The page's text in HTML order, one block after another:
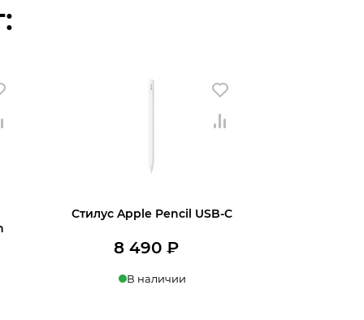
Стилус Apple Pencil USB-C
8 490 ₽
В наличии